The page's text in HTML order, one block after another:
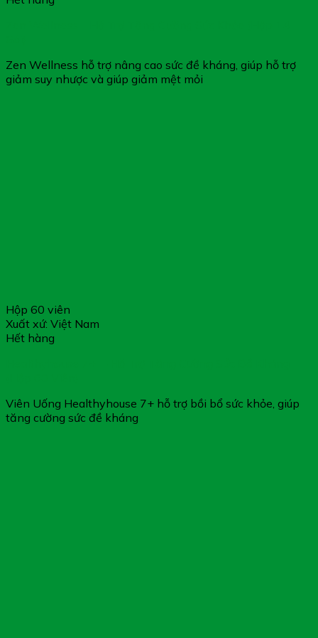
Zen Wellness hỗ trợ nâng cao sức đề kháng, giúp hỗ trợ
giảm suy nhược và giúp giảm mệt mỏi
Hộp 60 viên
Xuất xứ: Việt Nam
Hết hàng
Viên Uống Healthyhouse 7+ hỗ trợ bồi bổ sức khỏe, giúp
tăng cường sức đề kháng